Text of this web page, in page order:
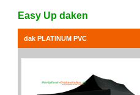
Easy Up daken
dak PLATINUM PVC